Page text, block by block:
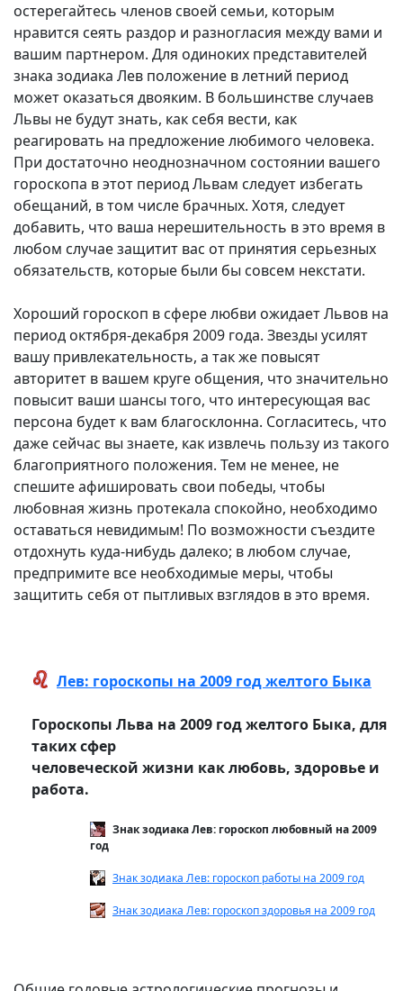
остерегайтесь членов своей семьи, которым
нравится сеять раздор и разногласия между вами и
вашим партнером. Для одиноких представителей
знака зодиака Лев положение в летний период
может оказаться двояким. В большинстве случаев
Львы не будут знать, как себя вести, как
реагировать на предложение любимого человека.
При достаточно неоднозначном состоянии вашего
гороскопа в этот период Львам следует избегать
обещаний, в том числе брачных. Хотя, следует
добавить, что ваша нерешительность в это время в
любом случае защитит вас от принятия серьезных
обязательств, которые были бы совсем некстати.
Хороший гороскоп в сфере любви ожидает Львов на
период октября-декабря 2009 года. Звезды усилят
вашу привлекательность, а так же повысят
авторитет в вашем круге общения, что значительно
повысит ваши шансы того, что интересующая вас
персона будет к вам благосклонна. Согласитесь, что
даже сейчас вы знаете, как извлечь пользу из такого
благоприятного положения. Тем не менее, не
спешите афишировать свои победы, чтобы
любовная жизнь протекала спокойно, необходимо
оставаться невидимым! По возможности съездите
отдохнуть куда-нибудь далеко; в любом случае,
предпримите все необходимые меры, чтобы
защитить себя от пытливых взглядов в это время.
Лев: гороскопы на 2009 год желтого Быка
Гороскопы Льва на 2009 год желтого Быка, для
таких сфер
человеческой жизни как любовь, здоровье и
работа.
Знак зодиака Лев: гороскоп любовный на 2009
год
Знак зодиака Лев: гороскоп работы на 2009 год
Знак зодиака Лев: гороскоп здоровья на 2009 год